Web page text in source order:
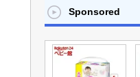
Sponsored